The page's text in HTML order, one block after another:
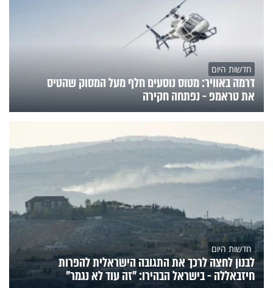
חדשות היום
דרמה באוויר: מטוס נוסעים חלף מעל המסוק שהטיס
את טראמפ - נפתחה חקירה
חדשות היום
לבנון לחצה לרכך את התגובה הישראלית להפרות
חיזבאללה - בישראל הבהירו: "זה עוד לא נגמר"